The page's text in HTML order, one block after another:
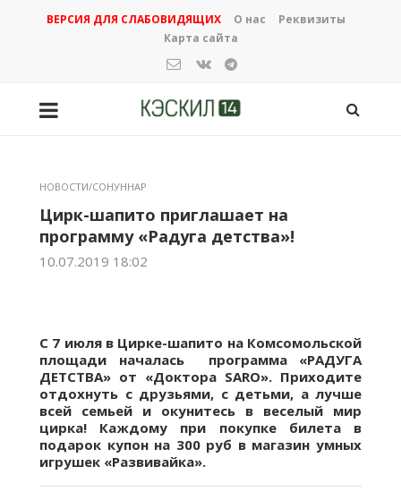
ВЕРСИЯ ДЛЯ СЛАБОВИДЯЩИХ О нас
Реквизиты
Карта сайта
НОВОСТИ/СОНУННАР
Цирк-шапито приглашает на
программу «Радуга детства»!
10.07.2019 18:02
С 7 июля в Цирке-шапито на Комсомольской
площади началась программа «РАДУГА
ДЕТСТВА» от «Доктора SARO». Приходите
отдохнуть с друзьями, с детьми, а лучше
всей семьей и окунитесь в веселый мир
цирка! Каждому при покупке билета в
подарок купон на 300 руб в магазин умных
игрушек «Развивайка».